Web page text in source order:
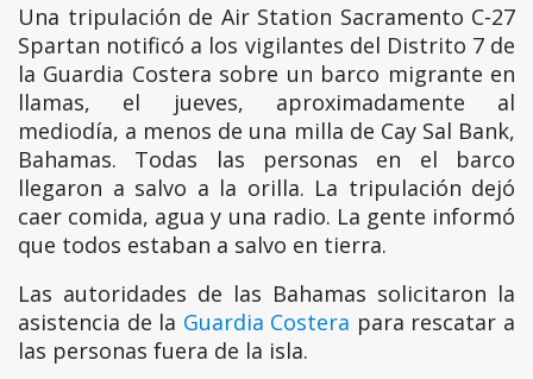
Una tripulación de Air Station Sacramento C-27
Spartan notificó a los vigilantes del Distrito 7 de
la Guardia Costera sobre un barco migrante en
llamas, el jueves, aproximadamente al
mediodía, a menos de una milla de Cay Sal Bank,
Bahamas. Todas las personas en el barco
llegaron a salvo a la orilla. La tripulación dejó
caer comida, agua y una radio. La gente informó
que todos estaban a salvo en tierra.
Las autoridades de las Bahamas solicitaron la
asistencia de la Guardia Costera para rescatar a
las personas fuera de la isla.